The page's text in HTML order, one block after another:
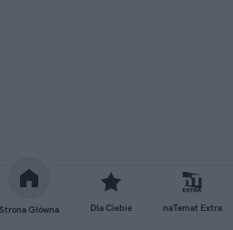
Strona Główna Dla Ciebie naTemat Extra